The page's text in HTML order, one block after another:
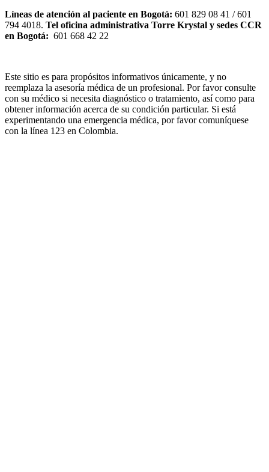
Líneas de atención al paciente en Bogotá: 601 829 08 41 / 601
794 4018. Tel oficina administrativa Torre Krystal y sedes CCR
en Bogotá: 601 668 42 22
Este sitio es para propósitos informativos únicamente, y no
reemplaza la asesoría médica de un profesional. Por favor consulte
con su médico si necesita diagnóstico o tratamiento, así como para
obtener información acerca de su condición particular. Si está
experimentando una emergencia médica, por favor comuníquese
con la línea 123 en Colombia.